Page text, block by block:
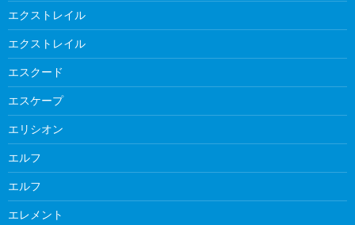
エクストレイル
エクストレイル
エスクード
エスケープ
エリシオン
エルフ
エルフ
エレメント